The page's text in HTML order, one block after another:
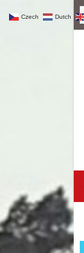
Czech Dutch